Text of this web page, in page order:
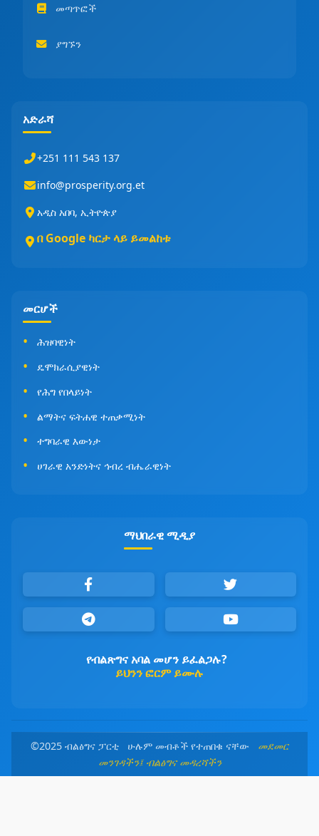
መጣጥፎች
ያግኙን
አድራሻ
+251 111 543 137
info@prosperity.org.et
አዲስ አበባ, ኢትዮጵያ
በ Google ካርታ ላይ ይመልከቱ
መርሆች
ሕዝባዊነት
ዴሞክራሲያዊነት
የሕግ የበላይነት
ልማትና ፍትሐዊ ተጠቃሚነት
ተግባራዊ እውነታ
ሀገራዊ አንድነትና ኅብረ ብሔራዊነት
ማህበራዊ ሚዲያ
የብልጽግና አባል መሆን ይፈልጋሉ?
ይህንን ፎርም ይሙሉ
©2025 ብልፅግና ፓርቲ ሁሉም መብቶች የተጠበቁ ናቸው መደመር
መንገዳችን፤ ብልፅግና መዳረሻችን